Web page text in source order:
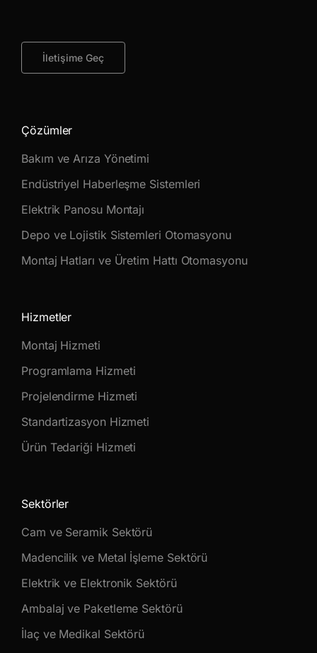
İletişime Geç
Çözümler
Bakım ve Arıza Yönetimi
Endüstriyel Haberleşme Sistemleri
Elektrik Panosu Montajı
Depo ve Lojistik Sistemleri Otomasyonu
Montaj Hatları ve Üretim Hattı Otomasyonu
Hizmetler
Montaj Hizmeti
Programlama Hizmeti
Projelendirme Hizmeti
Standartizasyon Hizmeti
Ürün Tedariği Hizmeti
Sektörler
Cam ve Seramik Sektörü
Madencilik ve Metal İşleme Sektörü
Elektrik ve Elektronik Sektörü
Ambalaj ve Paketleme Sektörü
İlaç ve Medikal Sektörü